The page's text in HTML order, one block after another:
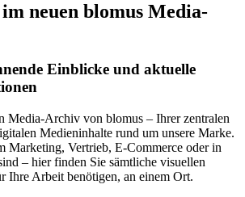
neuen blomus Media-
Einblicke und aktuelle
Media-Archiv von blomus – Ihrer zentralen
Medieninhalte rund um unsere Marke.
Marketing, Vertrieb, E-Commerce oder in
– hier finden Sie sämtliche visuellen
Ihre Arbeit benötigen, an einem Ort.